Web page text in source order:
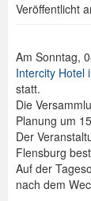
Login
Veröffentlicht
Am Sonntag,
Intercity Hotel
statt.
Die
Planung um
Der
Flensburg
Auf der
nach dem